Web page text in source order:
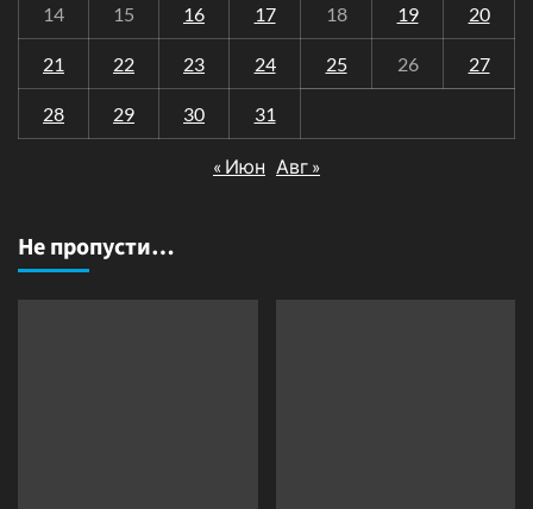
14 15 16 17 18 19 20
21 22 23 24 25 26 27
28 29 30 31
« Июн Авг »
Не пропусти…